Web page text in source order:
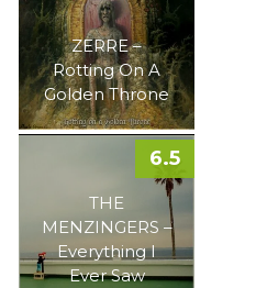
ZERRE –
Rotting On A
Golden Throne
THE
MENZINGERS –
Everything I
Ever Saw
6.5